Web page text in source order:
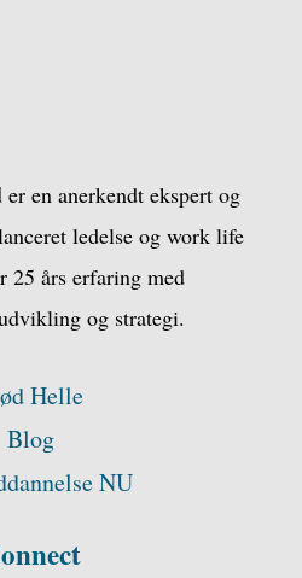
er en anerkendt ekspert og
ledelse og work life
25 års erfaring med
og strategi.
Helle
Blog
NU